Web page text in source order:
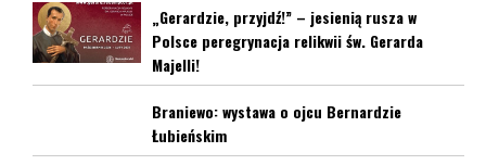
„Gerardzie, przyjdź!” – jesienią rusza w
Polsce peregrynacja relikwii św. Gerarda
Majelli!
Braniewo: wystawa o ojcu Bernardzie
Łubieńskim